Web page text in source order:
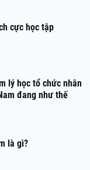
cực học tập
lý học tổ chức nhân
đang như thế
là gì?